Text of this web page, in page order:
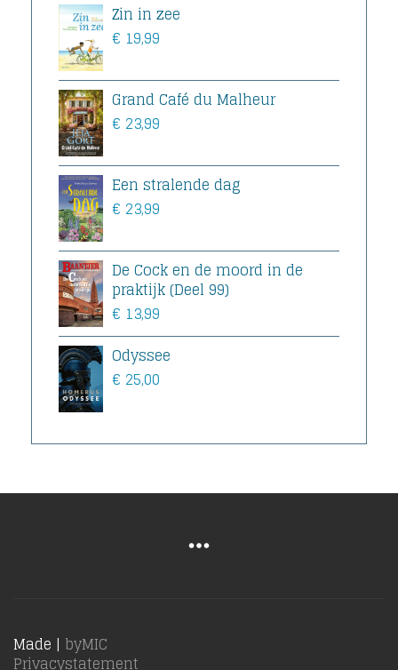
Zin in zee
€ 19,99
Grand Café du Malheur
€ 23,99
Een stralende dag
€ 23,99
De Cock en de moord in de
praktijk (Deel 99)
€ 13,99
Odyssee
€ 25,00
Made | byMIC
Privacystatement